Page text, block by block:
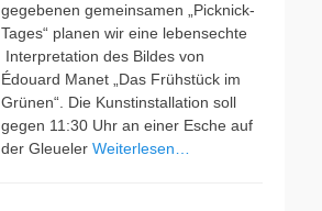
gegebenen gemeinsamen „Picknick-
Tages“ planen wir eine lebensechte
Interpretation des Bildes von
Édouard Manet „Das Frühstück im
Grünen“. Die Kunstinstallation soll
gegen 11:30 Uhr an einer Esche auf
der Gleueler Weiterlesen…